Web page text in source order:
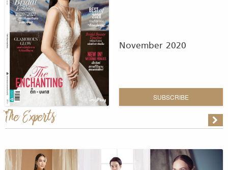
November 2020
SUBSCRIBE
The Experts